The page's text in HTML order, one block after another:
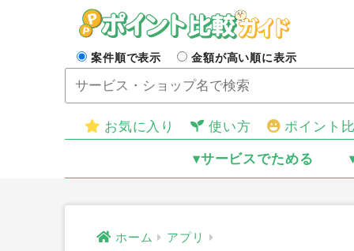
案件順で表示 金額が高い順に表示
お気に入り 使い方 ポイント
▾サービスでためる
ホーム アプリ